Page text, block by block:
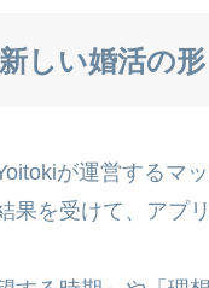
しい婚活の形
が運営するマ
を受けて、アプ